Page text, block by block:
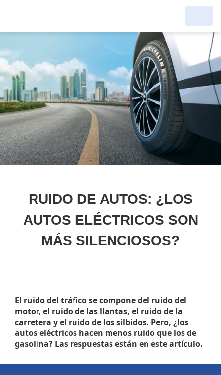
RUIDO DE AUTOS: ¿LOS
AUTOS ELÉCTRICOS SON
MÁS SILENCIOSOS?
El ruido del tráfico se compone del ruido del
motor, el ruido de las llantas, el ruido de la
carretera y el ruido de los silbidos. Pero, ¿los
autos eléctricos hacen menos ruido que los de
gasolina? Las respuestas están en este artículo.